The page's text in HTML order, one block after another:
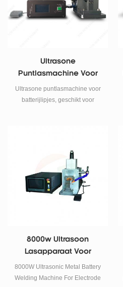
Ultrasone
Puntlasmachine Voor
Batterijlipjes Voor
Laboratoriumonderzoek
Ultrasone puntlasmachine voor
batterijlipjes, geschikt voor
batterijlaboratoriumonderzoek.
8000w Ultrasoon
Lasapparaat Voor
Elektroden Van 10-120
Lagen
8000W Ultrasonic Metal Battery
Welding Machine For Electrode